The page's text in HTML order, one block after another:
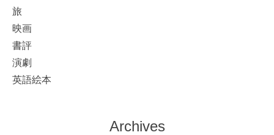
旅
映画
書評
演劇
英語絵本
Archives